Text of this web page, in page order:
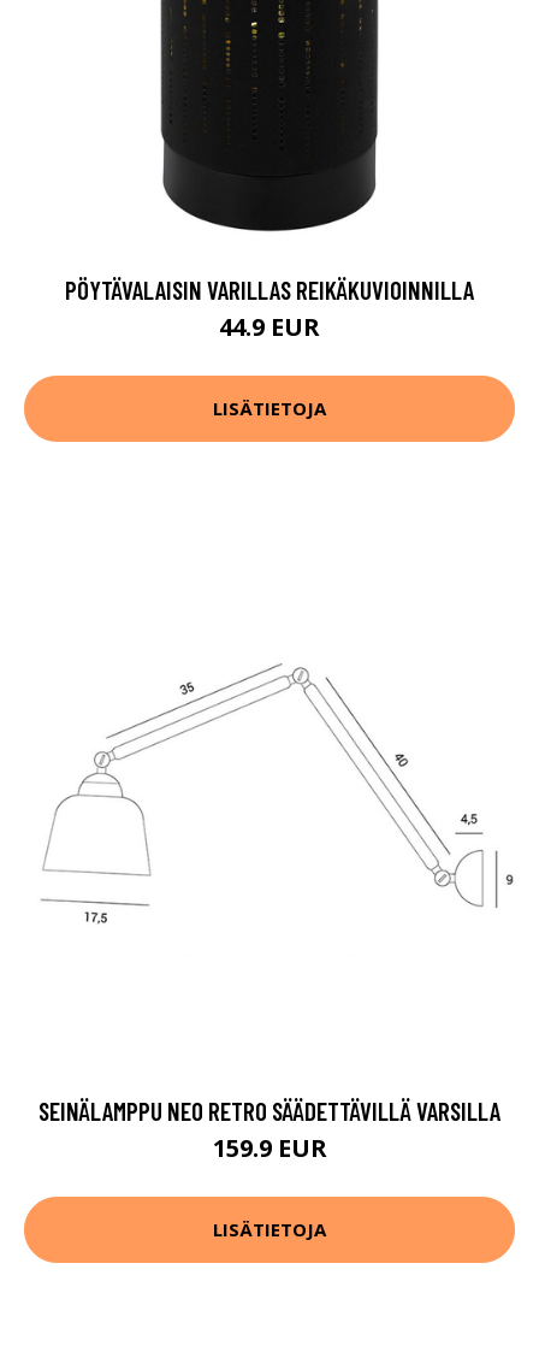
PÖYTÄVALAISIN VARILLAS REIKÄKUVIOINNILLA
44.9 EUR
LISÄTIETOJA
SEINÄLAMPPU NEO RETRO SÄÄDETTÄVILLÄ VARSILLA
159.9 EUR
LISÄTIETOJA